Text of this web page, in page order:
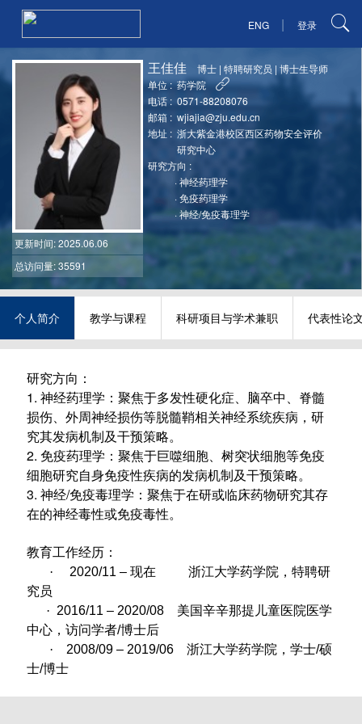
ENG | 登录
更新时间: 2025.06.06
总访问量: 35591
王佳佳 博士 |特聘研究员 |博士生导师
单位 : 药学院
电话 : 0571-88208076
邮箱 : wjiajia@zju.edu.cn
地址 : 浙大紫金港校区西区药物安全评价
研究中心
研究方向 :
·神经药理学
·免疫药理学
·神经/免疫毒理学
个人简介 教学与课程 科研项目与学术兼职 代表性论
研究方向：
1. 神经药理学：聚焦于多发性硬化症、脑卒中、脊髓
损伤、外周神经损伤等脱髓鞘相关神经系统疾病，研
究其发病机制及干预策略。
2. 免疫药理学：聚焦于巨噬细胞、树突状细胞等免疫
细胞研究自身免疫性疾病的发病机制及干预策略。
3. 神经/免疫毒理学：聚焦于在研或临床药物研究其存
在的神经毒性或免疫毒性。
教育工作经历：
·
2020/11 – 现在 浙江大学药学院，特聘研
究员
· 2016/11 – 2020/08 美国辛辛那提儿童医院医学
中心，访问学者/博士后
·
2008/09 – 2019/06 浙江大学药学院，学士/硕
士/博士